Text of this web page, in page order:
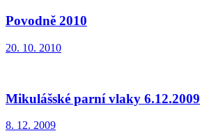
Povodně 2010
20. 10. 2010
Mikulášské parní vlaky 6.12.2009
8. 12. 2009